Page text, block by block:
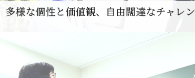
多様な個性と価値観、自由闊達なチャレ